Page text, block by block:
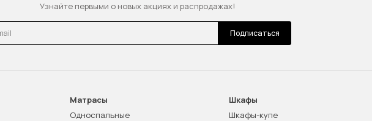
Узнайте первыми о новых акциях и распродажах!
Подписаться
Матрасы
Односпальные
Шкафы
Шкафы-купе